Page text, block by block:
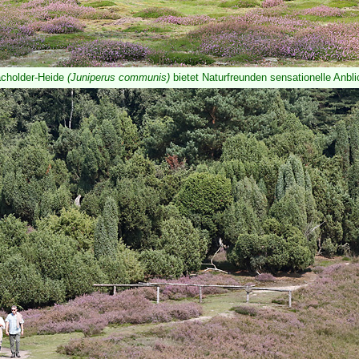
Heide (Juniperus communis) bietet Naturfreunden sensationelle